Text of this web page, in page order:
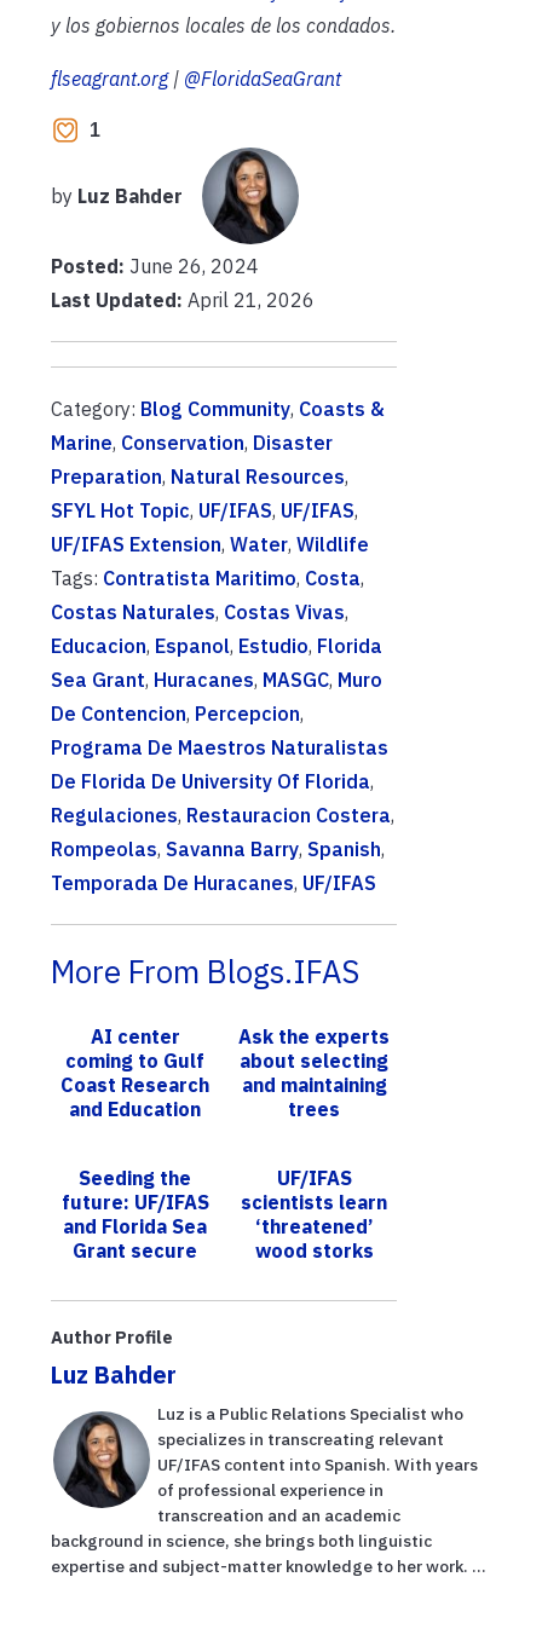
y los gobiernos locales de los condados.
flseagrant.org| @FloridaSeaGrant
1
by Luz Bahder
Posted: June 26, 2024
Last Updated: April 21, 2026
Category: Blog Community, Coasts &
Marine, Conservation, Disaster
Preparation, Natural Resources,
SFYL Hot Topic, UF/IFAS, UF/IFAS,
UF/IFAS Extension, Water, Wildlife
Tags: Contratista Maritimo, Costa,
Costas Naturales, Costas Vivas,
Educacion, Espanol, Estudio, Florida
Sea Grant, Huracanes, MASGC, Muro
De Contencion, Percepcion,
Programa De Maestros Naturalistas
De Florida De University Of Florida,
Regulaciones, Restauracion Costera,
Rompeolas, Savanna Barry, Spanish,
Temporada De Huracanes, UF/IFAS
More From Blogs.IFAS
AI center
coming to Gulf
Coast Research
and Education
for agriculture
Ask the experts
about selecting
and maintaining
trees
Seeding the
future: UF/IFAS
and Florida Sea
Grant secure
grant to
seaweed
aquac...
UF/IFAS
scientists learn
‘threatened’
wood storks
flexible traits
Author Profile
Luz Bahder
Luz is a Public Relations Specialist who
specializes in transcreating relevant
UF/IFAS content into Spanish. With years
of professional experience in
transcreation and an academic
background in science, she brings both linguistic
expertise and subject-matter knowledge to her work. ...